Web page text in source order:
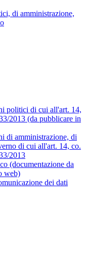
di amministrazione,
politici di cui all'art. 14,
2013 (da pubblicare in
di amministrazione, di
di cui all'art. 14, co.
2013
(documentazione da
web)
dei dati